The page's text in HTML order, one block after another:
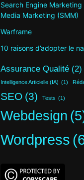
Search Engine Marketing
Media Marketing (SMM)
Warframe
10 raisons d’adopter le
Assurance Qualité (2)
Intelligence Articielle (IA) (1)
SEO (3) Tests (1)
Webdesign
Wordpress